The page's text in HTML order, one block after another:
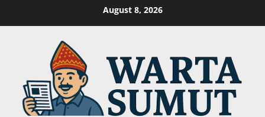
August 8, 2026